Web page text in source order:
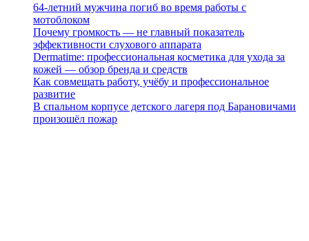
64-летний мужчина погиб во время работы с
мотоблоком
Почему громкость — не главный показатель
эффективности слухового аппарата
Dermatime: профессиональная косметика для ухода за
кожей — обзор бренда и средств
Как совмещать работу, учёбу и профессиональное
развитие
В спальном корпусе детского лагеря под Барановичами
произошёл пожар